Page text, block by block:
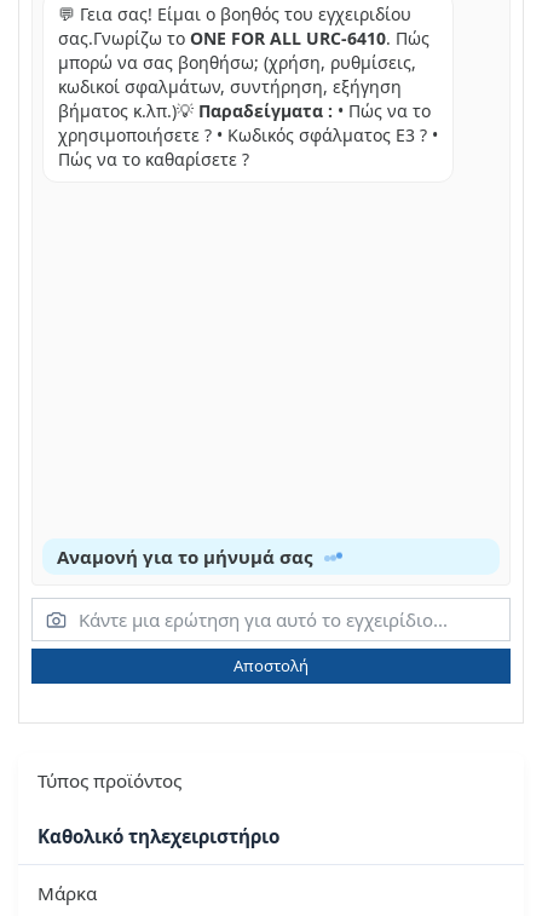
💬 Γεια σας! Είμαι ο βοηθός του εγχειριδίου
σας.Γνωρίζω το ONE FOR ALL URC-6410. Πώς
μπορώ να σας βοηθήσω; (χρήση, ρυθμίσεις,
κωδικοί σφαλμάτων, συντήρηση, εξήγηση
βήματος κ.λπ.)💡 Παραδείγματα : • Πώς να το
χρησιμοποιήσετε ? • Κωδικός σφάλματος E3 ? •
Πώς να το καθαρίσετε ?
Αναμονή για το μήνυμά σας
Αποστολή
Τύπος προϊόντος
Καθολικό τηλεχειριστήριο
Μάρκα